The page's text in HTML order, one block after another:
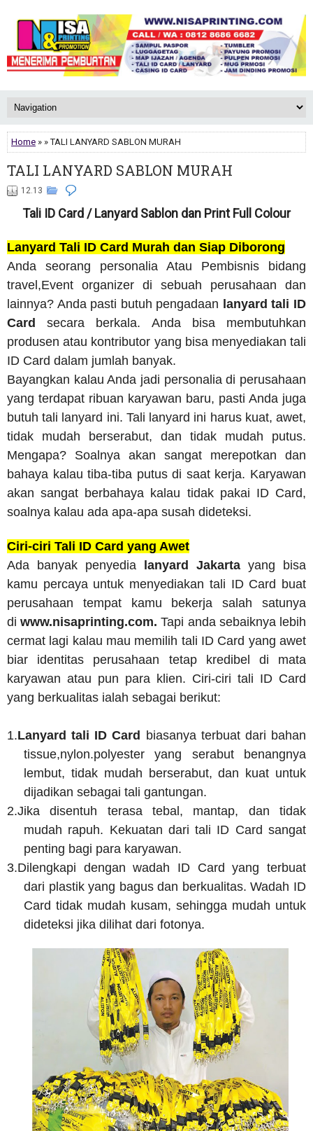
Home » » TALI LANYARD SABLON MURAH
TALI LANYARD SABLON MURAH
12.13
Tali ID Card / Lanyard Sablon dan Print Full Colour
Lanyard Tali ID Card Murah dan Siap Diborong
Anda seorang personalia Atau Pembisnis bidang
travel,Event organizer di sebuah perusahaan dan
lainnya? Anda pasti butuh pengadaan lanyard tali ID
Cardsecara berkala. Anda bisa membutuhkan
produsen atau kontributor yang bisa menyediakan tali
ID Card dalam jumlah banyak.
Bayangkan kalau Anda jadi personalia di perusahaan
yang terdapat ribuan karyawan baru, pasti Anda juga
butuh tali lanyard ini. Tali lanyard ini harus kuat, awet,
tidak mudah berserabut, dan tidak mudah putus.
Mengapa? Soalnya akan sangat merepotkan dan
bahaya kalau tiba-tiba putus di saat kerja. Karyawan
akan sangat berbahaya kalau tidak pakai ID Card,
soalnya kalau ada apa-apa susah dideteksi.
Ciri-ciri Tali ID Card yang Awet
Ada banyak penyedia
lanyard Jakarta yang bisa
kamu percaya untuk menyediakan tali ID Card buat
perusahaan tempat kamu bekerja salah satunya
di www.nisaprinting.com. Tapi anda sebaiknya lebih
cermat lagi kalau mau memilih tali ID Card yang awet
biar identitas perusahaan tetap kredibel di mata
karyawan atau pun para klien. Ciri-ciri tali ID Card
yang berkualitas ialah sebagai berikut:
1.Lanyard tali ID Card
biasanya terbuat dari bahan
tissue,nylon.polyester yang serabut benangnya
lembut, tidak mudah berserabut, dan kuat untuk
dijadikan sebagai tali gantungan.
2.Jika disentuh terasa tebal, mantap, dan tidak
mudah rapuh. Kekuatan dari tali ID Card sangat
penting bagi para karyawan.
3.Dilengkapi dengan wadah ID Card yang terbuat
dari plastik yang bagus dan berkualitas. Wadah ID
Card tidak mudah kusam, sehingga mudah untuk
dideteksi jika dilihat dari fotonya.